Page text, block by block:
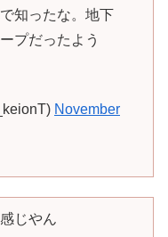
知ったな。地下
プだったよう
November
じやん